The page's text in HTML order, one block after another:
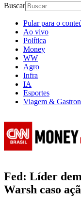
Buscar
Pular para o
Ao vivo
Política
Money
WW
Agro
Infra
IA
Esportes
Viagem &
Fed: Líder
Warsh caso